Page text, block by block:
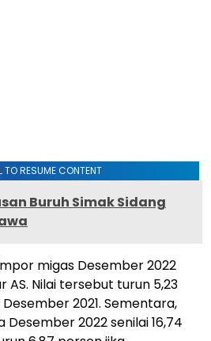
TO RESUME CONTENT
Buruh Simak Sidang
migas Desember 2022
AS. Nilai tersebut turun 5,23
2021. Sementara,
2022 senilai 16,74